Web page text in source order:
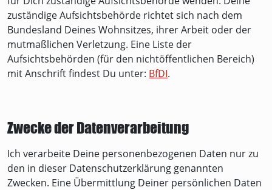
zuständige Aufsichtsbehörde richtet sich nach dem
Bundesland Deines Wohnsitzes, ihrer Arbeit oder der
mutmaßlichen Verletzung. Eine Liste der
Aufsichtsbehörden (für den nichtöffentlichen Bereich)
mit Anschrift findest Du unter: BfDI.
Zwecke der Datenverarbeitung
Ich verarbeite Deine personenbezogenen Daten nur zu
den in dieser Datenschutzerklärung genannten
Zwecken. Eine Übermittlung Deiner persönlichen Daten